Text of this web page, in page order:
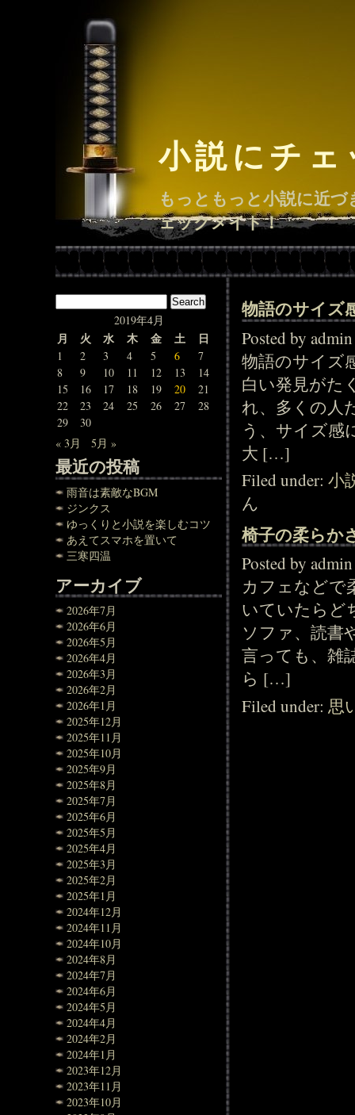
小説にチ
もっともっと小説に近
ェックメイト！
2019年4月
月 火 水 木 金 土 日
1 2 3 4 5 6
7
8
9 10 11 12 13
14
15
16 17 18 19 20
21
22
23 24 25 26 27
28
29
30
« 3月
5月 »
最近の投稿
雨音は素敵なBGM
ジンクス
ゆっくりと小説を楽しむコツ
あえてスマホを置いて
三寒四温
アーカイブ
2026年7月
2026年6月
2026年5月
2026年4月
2026年3月
2026年2月
2026年1月
2025年12月
2025年11月
2025年10月
2025年9月
2025年8月
2025年7月
2025年6月
2025年5月
2025年4月
2025年3月
2025年2月
2025年1月
2024年12月
2024年11月
2024年10月
2024年8月
2024年7月
2024年6月
2024年5月
2024年4月
2024年2月
2024年1月
2023年12月
2023年11月
2023年10月
物語のサイズ
Posted by
物語のサイズ
白い発見がた
れ、多くの人
う、サイズ感
大 […]
Filed under:小
ん
椅子の柔らか
Posted by
カフェなどで
いていたらど
ソファ、読書
言っても、雑
ら […]
Filed under:思